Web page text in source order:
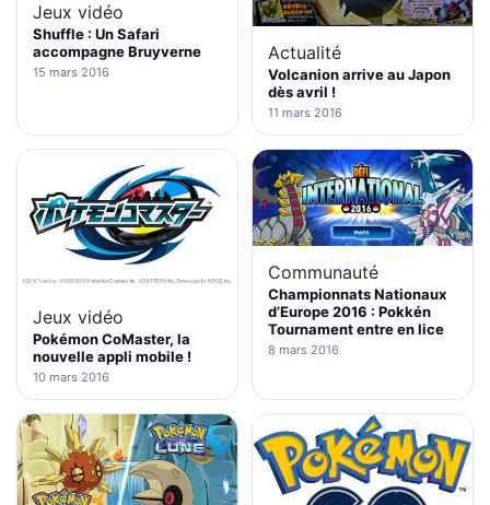
Jeux vidéo
Shuffle : Un Safari
accompagne Bruyverne
15 mars 2016
Actualité
Volcanion arrive au Japon
dès avril !
11 mars 2016
Jeux vidéo
Pokémon CoMaster, la
nouvelle appli mobile !
10 mars 2016
Communauté
Championnats Nationaux
d’Europe 2016 : Pokkén
Tournament entre en lice
8 mars 2016